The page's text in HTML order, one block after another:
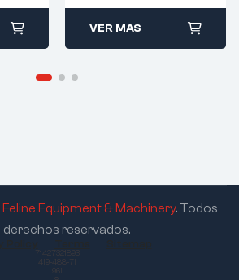
VER MAS
Feline Equipment & Machinery. Todos
derechos reservados.
71427321893
419-488-71
961